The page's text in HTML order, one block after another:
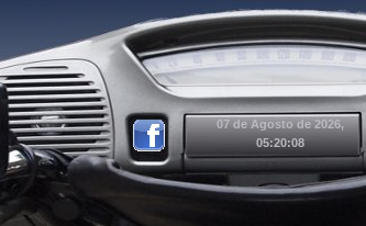
07 de Agosto de 2026,
05:20:08